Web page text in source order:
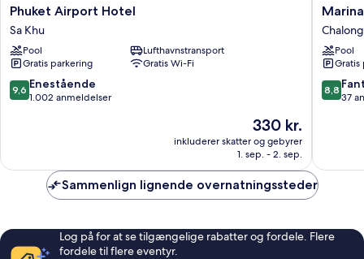
Phuket
Airport
Hotel
Sa
Khu
Phuket Airport Hotel
Sa Khu
Pool
Lufthavnstransport
Gratis parkering
Gratis Wi-Fi
9.6
ud
anmeldelser
9,6 Enestående
1.002 anmeldelser
Prisen
330 kr.
330 kr.
inkluderer skatter og gebyrer
1. sep. - 2. sep.
Marina
House
Ta-
iad
Phuket
Chalong
Chalong
Pool
Gratis
8.8
ud
8,8
37
Sammenlign lignende overnatningssteder
Log på for at se tilgængelige rabatter og fordele. Flere
fordele til flere eventyr.